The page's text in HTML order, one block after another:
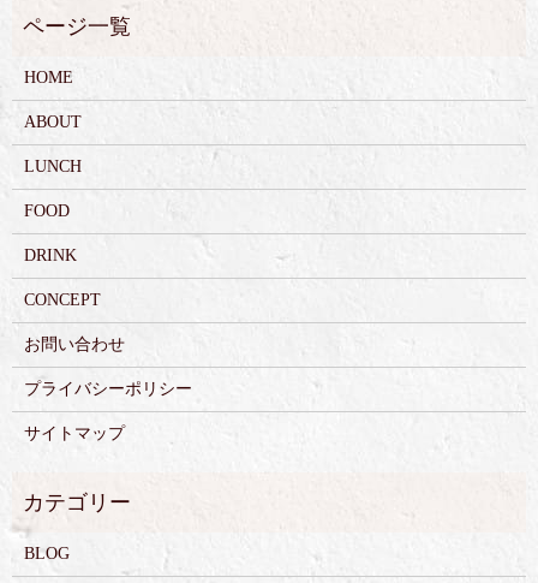
HOME
ABOUT
LUNCH
FOOD
DRINK
CONCEPT
お問い合わせ
プライバシーポリシー
サイトマップ
BLOG